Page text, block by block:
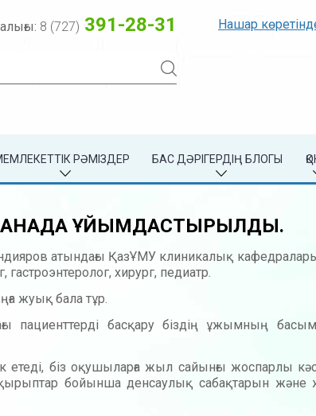
8 (727) 391-28-31
Нашар
РӘМІЗДЕР БАС ДӘРІГЕРДІҢ БЛОГЫ
ҰЙЫМДАСТЫРЫЛДЫ.
атындағы ҚазҰМУ клиникалық
хирург, педиатр.
жуық бала тұр.
пациенттерді басқару біздің ұжымның басым
біз оқушыларға жыл сайынғы жоспарлы
бойынша денсаулық сабақтарын және